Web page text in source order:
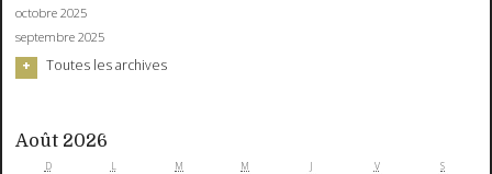
octobre 2025
septembre 2025
Toutes les archives
Août 2026
D L M M J V S